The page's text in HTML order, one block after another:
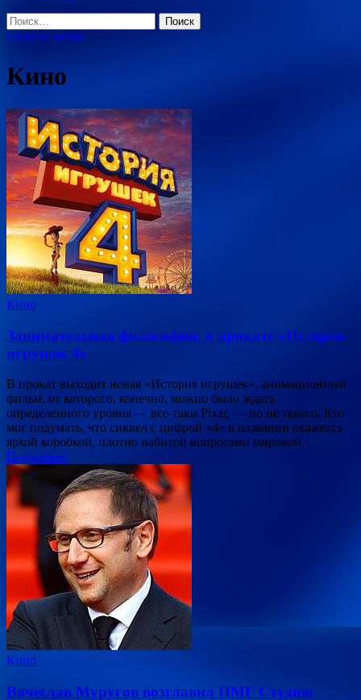
Найти:
Главное меню
Кино
Кино
Занимательная философия: в прокате «История
игрушек 4»
В прокат выходит новая «История игрушек», анимационный
фильм, от которого, конечно, можно было ждать
определенного уровня — все-таки Pixar, — но не такого. Кто
мог подумать, что сиквел с цифрой «4» в названии окажется
яркой коробкой, плотно набитой вопросами мировой…
Подробнее
Кино
Вячеслав Муругов возглавил НМГ Студию